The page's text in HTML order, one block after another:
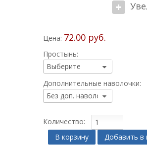
Цена: 72.00 руб.
Простынь:
Дополнительные наволочки:
Количество:
В корзину
Добавить в